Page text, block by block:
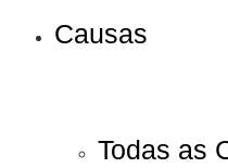
Causas
Todas as